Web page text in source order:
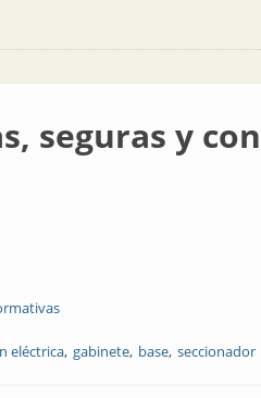
seguras y
eléctrica gabinete base seccionador